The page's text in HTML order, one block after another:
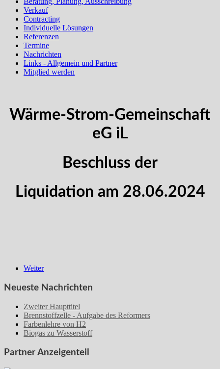
Verkauf
Contracting
Individuelle Lösungen
Referenzen
Termine
Nachrichten
Links - Allgemein und Partner
Mitglied werden
Wärme-Strom-Gemeinschaft
eG iL
Beschluss der
Liquidation am 28.06.2024
Weiter
Neueste Nachrichten
Zweiter Haupttitel
Brennstoffzelle - Aufgabe des Reformers
Farbenlehre von H2
Biogas zu Wasserstoff
Partner Anzeigenteil